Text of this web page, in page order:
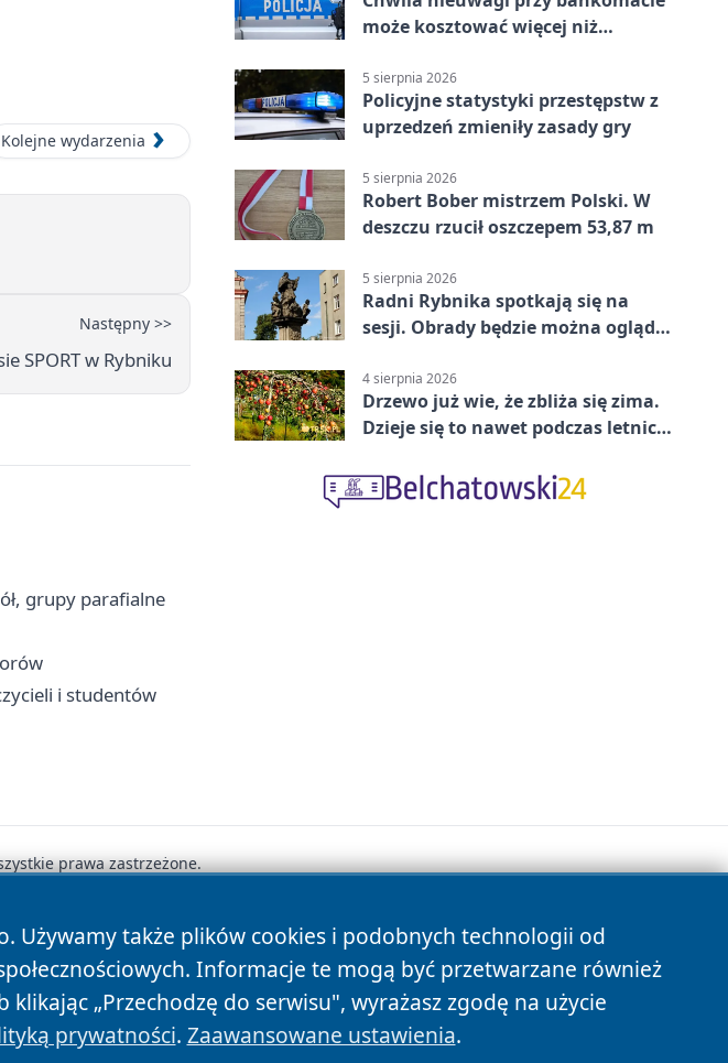
Kolejne wydarzenia
Następny >>
SPORT w Rybniku
grupy parafialne
i studentów
może kosztować więcej niż
5 sierpnia 2026
Policyjne statystyki przestępstw z
uprzedzeń zmieniły zasady gry
5 sierpnia 2026
Robert Bober mistrzem Polski. W
deszczu rzucił oszczepem 53,87 m
5 sierpnia 2026
Radni Rybnika spotkają się na
sesji. Obrady będzie można oglądać
4 sierpnia 2026
Drzewo już wie, że zbliża się zima.
Dzieje się to nawet podczas letnich
Używamy także plików cookies i podobnych technologii od
Informacje te mogą być przetwarzane również
„Przechodzę do serwisu", wyrażasz zgodę na użycie
prywatności. Zaawansowane ustawienia.
prawa zastrzeżone.
Polityka Cookies